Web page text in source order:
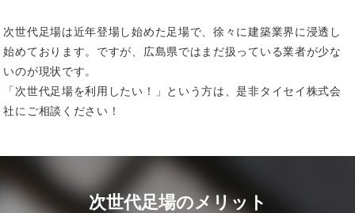
次世代足場は近年登場し始めた足場で、徐々に建築業界に浸透し
始めております。ですが、広島県ではまだ扱っている業者が少な
いのが現状です。
「次世代足場を利用したい！」という方は、是非タイセイ株式会
社にご相談ください！
次世代足場のメリット